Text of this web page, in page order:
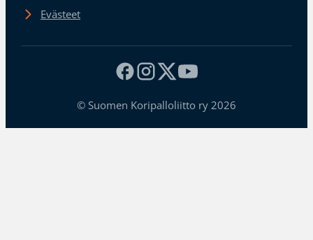
Evästeet
© Suomen Koripalloliitto ry 2026